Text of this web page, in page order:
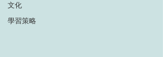
文化
學習策略